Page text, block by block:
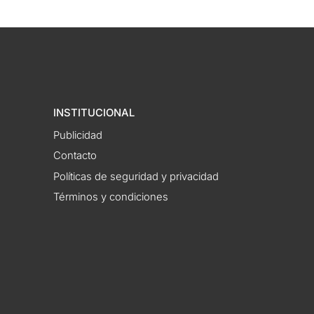
INSTITUCIONAL
Publicidad
Contacto
Políticas de seguridad y privacidad
Términos y condiciones